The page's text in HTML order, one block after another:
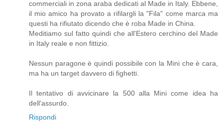
commerciali in zona araba dedicati al Made in Italy. Ebbene,
il mio amico ha provato a rifilargli la "Fila" come marca ma
questi ha rifiutato dicendo che è roba Made in China.
Meditiamo sul fatto quindi che all'Estero cerchino del Made
in Italy reale e non fittizio.
Nessun paragone è quindi possibile con la Mini che è cara,
ma ha un target davvero di fighetti.
Il tentativo di avvicinare la 500 alla Mini come idea ha
dell'assurdo.
Rispondi